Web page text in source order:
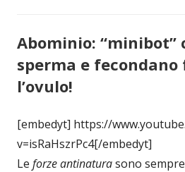
Abominio:
sperma e
l’ovulo!
[embedyt] https://
v=isRaHszrPc4[/embedyt]
Le forze antinaturasono